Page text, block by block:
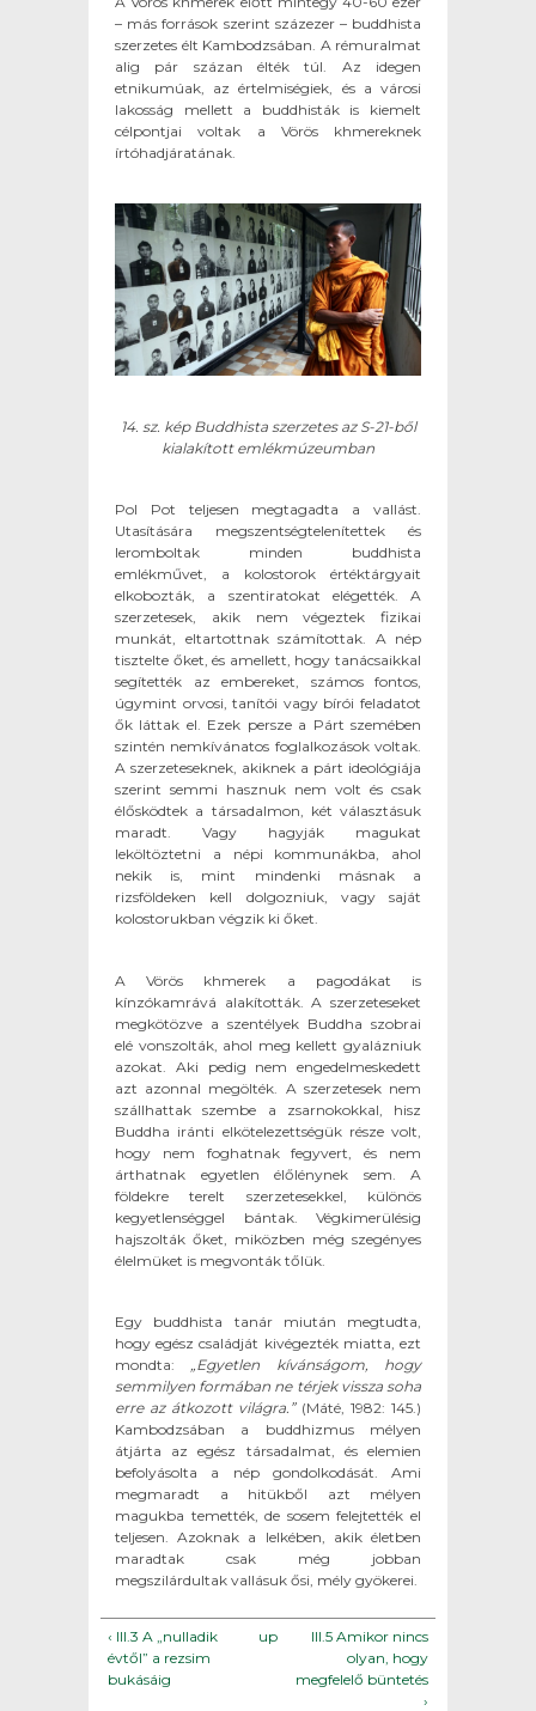
– más források szerint százezer – buddhista
szerzetes élt Kambodzsában. A rémuralmat
alig pár százan élték túl. Az idegen
etnikumúak, az értelmiségiek, és a városi
lakosság mellett a buddhisták is kiemelt
célpontjai voltak a Vörös khmereknek
írtóhadjáratának.
14. sz. kép Buddhista szerzetes az S-21-ből
kialakított emlékmúzeumban
Pol Pot teljesen megtagadta a vallást.
Utasítására megszentségtelenítettek és
leromboltak minden buddhista
emlékművet, a kolostorok értéktárgyait
elkobozták, a szentiratokat elégették. A
szerzetesek, akik nem végeztek fizikai
munkát, eltartottnak számítottak. A nép
tisztelte őket, és amellett, hogy tanácsaikkal
segítették az embereket, számos fontos,
úgymint orvosi, tanítói vagy bírói feladatot
ők láttak el. Ezek persze a Párt szemében
szintén nemkívánatos foglalkozások voltak.
A szerzeteseknek, akiknek a párt ideológiája
szerint semmi hasznuk nem volt és csak
élősködtek a társadalmon, két választásuk
maradt. Vagy hagyják magukat
leköltöztetni a népi kommunákba, ahol
nekik is, mint mindenki másnak a
rizsföldeken kell dolgozniuk, vagy saját
kolostorukban végzik ki őket.
A Vörös khmerek a pagodákat is
kínzókamrává alakították. A szerzeteseket
megkötözve a szentélyek Buddha szobrai
elé vonszolták, ahol meg kellett gyalázniuk
azokat. Aki pedig nem engedelmeskedett
azt azonnal megölték. A szerzetesek nem
szállhattak szembe a zsarnokokkal, hisz
Buddha iránti elkötelezettségük része volt,
hogy nem foghatnak fegyvert, és nem
árthatnak egyetlen élőlénynek sem. A
földekre terelt szerzetesekkel, különös
kegyetlenséggel bántak. Végkimerülésig
hajszolták őket, miközben még szegényes
élelmüket is megvonták tőlük.
Egy buddhista tanár miután megtudta,
hogy egész családját kivégezték miatta, ezt
mondta: „Egyetlen kívánságom, hogy
semmilyen formában ne térjek vissza soha
erre az átkozott világra.”(Máté, 1982: 145.)
Kambodzsában a buddhizmus mélyen
átjárta az egész társadalmat, és elemien
befolyásolta a nép gondolkodását. Ami
megmaradt a hitükből azt mélyen
magukba temették, de sosem felejtették el
teljesen. Azoknak a lelkében, akik életben
maradtak csak még jobban
megszilárdultak vallásuk ősi, mély gyökerei.
‹ III.3 A „nulladik
évtől” a rezsim
bukásáig
up
III.5 Amikor nincs
olyan, hogy
megfelelő büntetés
›